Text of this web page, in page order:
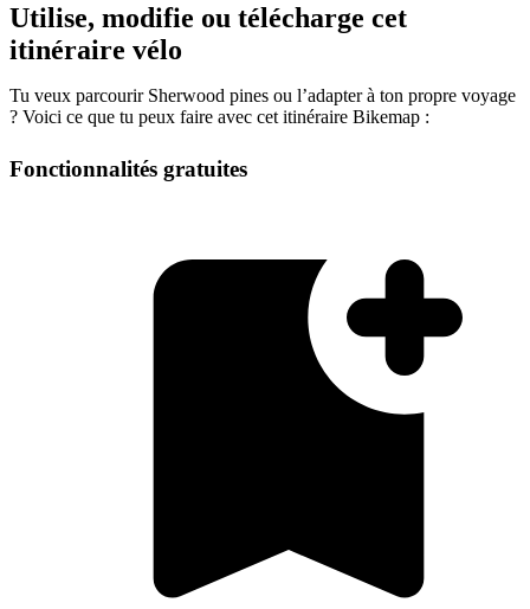
Utilise, modifie ou télécharge cet
itinéraire vélo
Tu veux parcourir Sherwood pines ou l’adapter à ton propre voyage
? Voici ce que tu peux faire avec cet itinéraire Bikemap :
Fonctionnalités gratuites